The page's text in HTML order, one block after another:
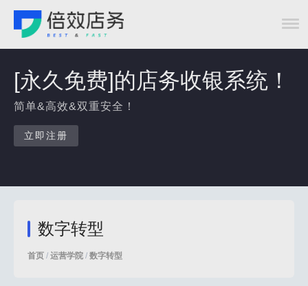
[永久免费]的店务收银系统！
简单&高效&双重安全！
立即注册
数字转型
首页 / 运营学院 / 数字转型